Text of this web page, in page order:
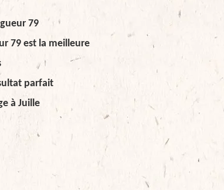
79
79 est la meilleure
parfait
à Juille